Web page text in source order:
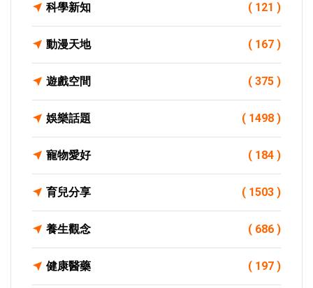
科學新知 ( 121 )
動漫天地 ( 167 )
遊戲空間 ( 375 )
娛樂話題 ( 1498 )
寵物愛好 ( 184 )
育兒分享 ( 1503 )
養生觀念 ( 686 )
健康醫藥 ( 197 )